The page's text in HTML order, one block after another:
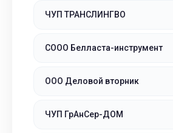
ЧУП ТРАНСЛИНГВО
СООО Белласта-инструмент
ООО Деловой вторник
ЧУП ГрАнСер-ДОМ